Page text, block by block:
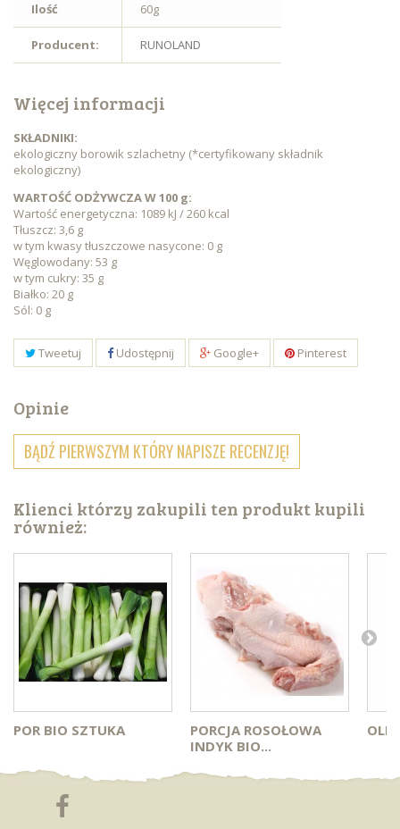
Ilość 60g
Producent: RUNOLAND
Więcej informacji
SKŁADNIKI:
ekologiczny borowik szlachetny (*certyfikowany składnik
ekologiczny)
WARTOŚĆ ODŻYWCZA W 100 g:
Wartość energetyczna: 1089 kJ / 260 kcal
Tłuszcz: 3,6 g
w tym kwasy tłuszczowe nasycone: 0 g
Węglowodany: 53 g
w tym cukry: 35 g
Białko: 20 g
Sól: 0 g
Tweetuj Udostępnij Google+ Pinterest
Opinie
BĄDŹ PIERWSZYM KTÓRY NAPISZE RECENZJĘ!
Klienci którzy zakupili ten produkt kupili
również:
POR BIO SZTUKA
PORCJA ROSOŁOWA
INDYK BIO...